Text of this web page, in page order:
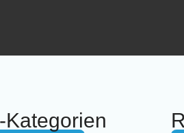
Kategorien